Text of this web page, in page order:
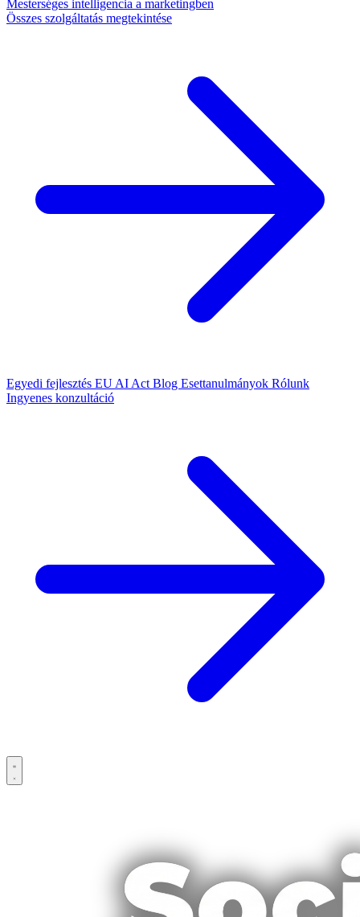
Mesterséges intelligencia a marketingben
Összes szolgáltatás megtekintése
Egyedi fejlesztés EU AI Act Blog Esettanulmányok Rólunk
Ingyenes konzultáció